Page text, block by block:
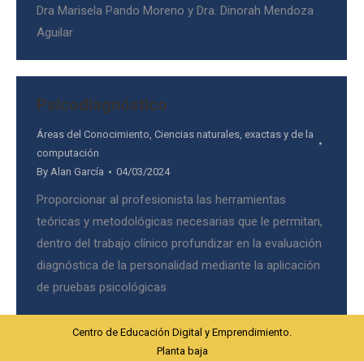
Dra Marisela Pando Moreno y Dra. Dinorah Mendoza
Aguilar
Psicodiagnóstico
Áreas del Conocimiento, Ciencias naturales, exactas y de la
computación
By Alan García 04/03/2024
Proporcionar al profesionista las herramientas
teóricas y metodológicas necesarias que le permitan,
dentro del trabajo clínico profundizar en la evaluación
diagnóstica de la personalidad mediante la aplicación
de pruebas psicológicas
Centro de Educación Digital y Emprendimiento.
Planta baja